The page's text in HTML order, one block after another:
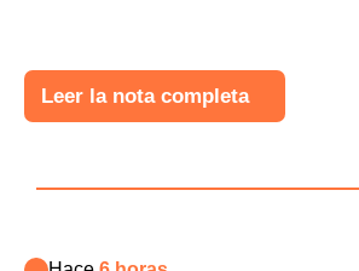
Leer la nota completa